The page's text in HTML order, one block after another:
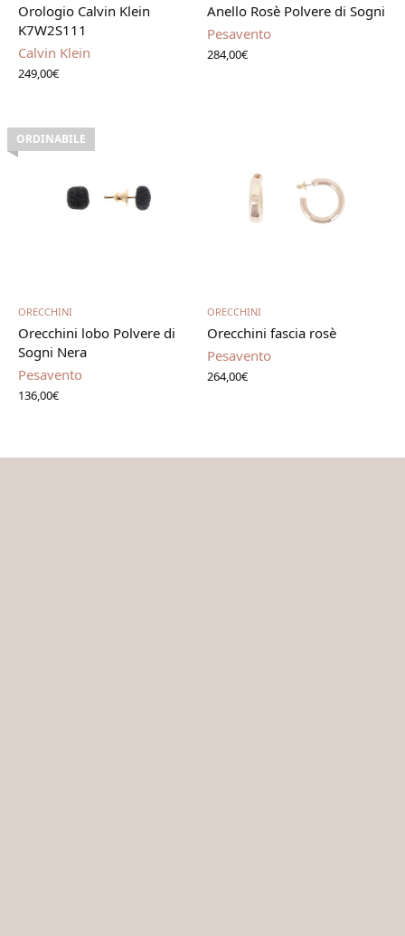
Orologio Calvin Klein
K7W2S111
Calvin Klein
249,00€
Anello Rosè Polvere di Sogni
Pesavento
284,00€
ORDINABILE
ORECCHINI
Orecchini lobo Polvere di
Sogni Nera
Pesavento
136,00€
Aggiungi al carrello
ORECCHINI
Orecchini fascia rosè
Pesavento
264,00€